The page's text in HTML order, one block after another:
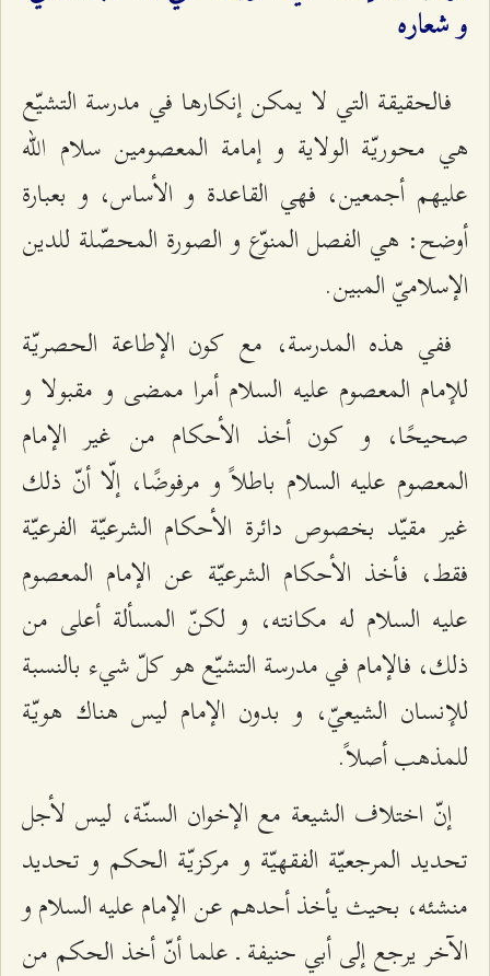
و شعاره‌
فالحقيقة التي لا يمكن إنكارها في مدرسة التشيّع
هي محوريّة الولاية و إمامة المعصومين سلام الله
عليهم أجمعين، فهي القاعدة و الأساس، و بعبارة
أوضح: هي الفصل المنوّع و الصورة المحصّلة للدين
الإسلاميّ المبين.
ففي هذه المدرسة، مع كون الإطاعة الحصريّة
للإمام المعصوم عليه السلام أمرا ممضى و مقبولا و
صحيحًا، و كون أخذ الأحكام من غير الإمام
المعصوم عليه السلام باطلاً و مرفوضًا، إلّا أنّ ذلك
غير مقيّد بخصوص دائرة الأحكام الشرعيّة الفرعيّة
فقط، فأخذ الأحكام الشرعيّة عن الإمام المعصوم
عليه السلام له مكانته، و لكنّ المسألة أعلى من
ذلك، فالإمام في مدرسة التشيّع هو كلّ شي‌ء بالنسبة
للإنسان الشيعيّ، و بدون الإمام ليس هناك هويّة
للمذهب أصلاً.
إنّ اختلاف الشيعة مع الإخوان السنّة، ليس لأجل
تحديد المرجعيّة الفقهيّة و مركزيّة الحكم و تحديد
منشئه، بحيث يأخذ أحدهم عن الإمام عليه السلام و
الآخر يرجع إلى أبي حنيفة ـ علما أنّ أخذ الحكم من